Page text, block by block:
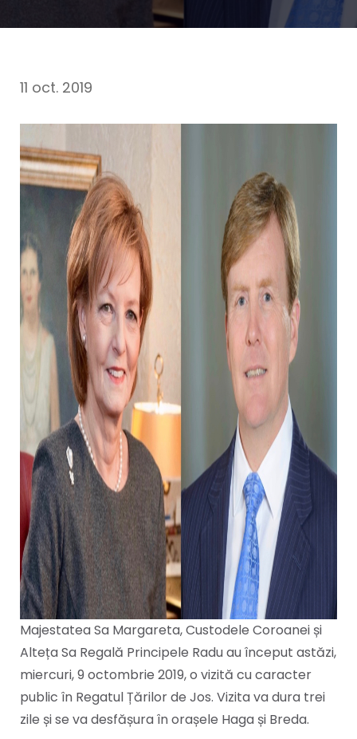
11 oct. 2019
Majestatea Sa Margareta, Custodele Coroanei și
Alteța Sa Regală Principele Radu au început astăzi,
miercuri, 9 octombrie 2019, o vizită cu caracter
public în Regatul Țărilor de Jos. Vizita va dura trei
zile și se va desfășura în orașele Haga și Breda.